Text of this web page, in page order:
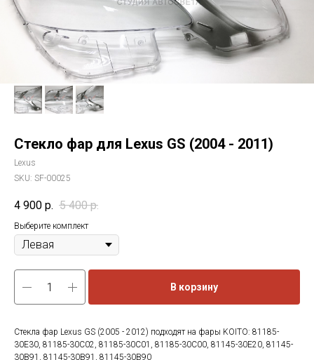
Стекло фар для Lexus GS (2004 - 2011)
Lexus
SKU: SF-00025
4 900 р. 5 400 р.
Выберите комплект
В корзину
Стекла фар Lexus GS (2005 - 2012) подходят на фары KOITO: 81185-
30E30, 81185-30C02, 81185-30C01, 81185-30C00, 81145-30E20, 81145-
30B91, 81145-30B91, 81145-30B90